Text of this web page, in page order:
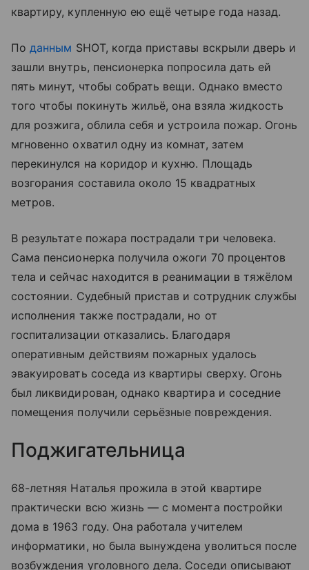
квартиру, купленную ею ещё четыре года назад.
Поданным SHOT, когда приставы вскрыли дверь и
зашли внутрь, пенсионерка попросила дать ей
пять минут, чтобы собрать вещи. Однако вместо
того чтобы покинуть жильё, она взяла жидкость
для розжига, облила себя и устроила пожар. Огонь
мгновенно охватил одну из комнат, затем
перекинулся на коридор и кухню. Площадь
возгорания составила около 15 квадратных
метров.
В результате пожара пострадали три человека.
Сама пенсионерка получила ожоги 70 процентов
тела и сейчас находится в реанимации в тяжёлом
состоянии. Судебный пристав и сотрудник службы
исполнения также пострадали, но от
госпитализации отказались. Благодаря
оперативным действиям пожарных удалось
эвакуировать соседа из квартиры сверху. Огонь
был ликвидирован, однако квартира и соседние
помещения получили серьёзные повреждения.
Поджигательница
68-летняя Наталья прожила в этой квартире
практически всю жизнь — с момента постройки
дома в 1963 году. Она работала учителем
информатики, но была вынуждена уволиться после
возбуждения уголовного дела. Соседи описывают